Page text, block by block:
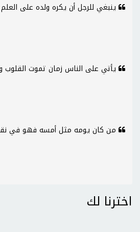
ينبغي للرجل أن يكره ولده على
يأتي على الناس زمان تموت القلوب
من كان يومه مثل أمسه فهو في
اخترنا لك